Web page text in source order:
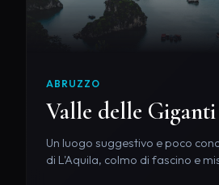
ABRUZZO
Valle delle
Un luogo suggestivo e poco
di L'Aquila, colmo di fascino e